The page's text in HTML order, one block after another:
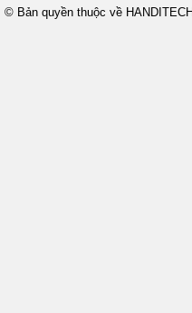
© Bản quyền thuộc về